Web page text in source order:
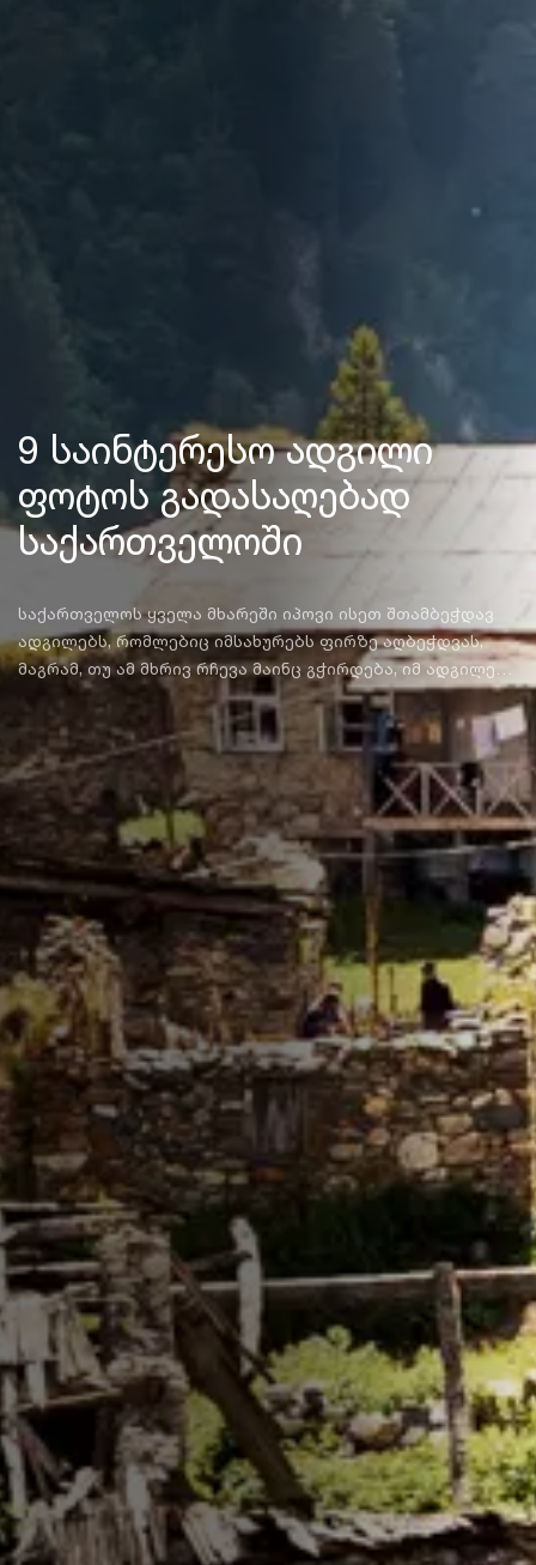
9 საინტერესო ადგილი
ფოტოს გადასაღებად
საქართველოში
საქართველოს ყველა მხარეში იპოვი ისეთ შთამბეჭდავ
ადგილებს, რომლებიც იმსახურებს ფირზე აღბეჭდვას,
მაგრამ, თუ ამ მხრივ რჩევა მაინც გჭირდება, იმ ადგილებს
ჩამოგითვლი, სადაც არა მხოლოდ ლამაზ ფოტოს
გადაიღებ, არამედ ფოტოთი საინტერესო ამბავსაც
მოჰყვები.